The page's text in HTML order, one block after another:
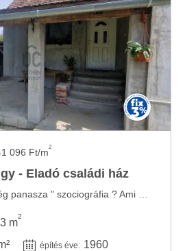
096 Ft/m2
- Eladó családi ház
m
2
építés éve: 1960